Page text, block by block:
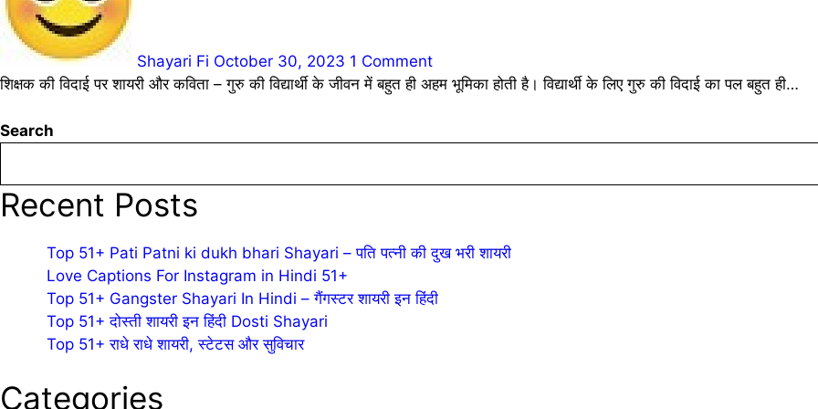
Shayari Fi October 30, 2023 1 Comment
शिक्षक की विदाई पर शायरी और कविता – गुरु की विद्यार्थी के जीवन में बहुत ही अहम भूमिका होती है। विद्यार्थी के लिए गुरु की विदाई का पल बहुत ही…
Search
Recent Posts
Top 51+ Pati Patni ki dukh bhari Shayari – पति पत्नी की दुख भरी शायरी
Love Captions For Instagram in Hindi 51+
Top 51+ Gangster Shayari In Hindi – गैंगस्टर शायरी इन हिंदी
Top 51+ दोस्ती शायरी इन हिंदी Dosti Shayari
Top 51+ राधे राधे शायरी, स्टेटस और सुविचार
Categories